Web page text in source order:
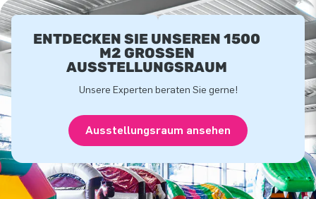
ENTDECKEN SIE UNSEREN 1500
M2 GROSSEN A
USSTELLUNGSRAUM
Unsere Experten beraten Sie gerne!
Ausstellungsraum ansehen